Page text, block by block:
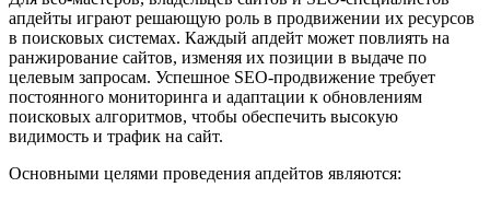
апдейты играют решающую роль в продвижении их ресурсов
в поисковых системах. Каждый апдейт может повлиять на
ранжирование сайтов, изменяя их позиции в выдаче по
целевым запросам. Успешное SEO-продвижение требует
постоянного мониторинга и адаптации к обновлениям
поисковых алгоритмов, чтобы обеспечить высокую
видимость и трафик на сайт.
Основными целями проведения апдейтов являются: